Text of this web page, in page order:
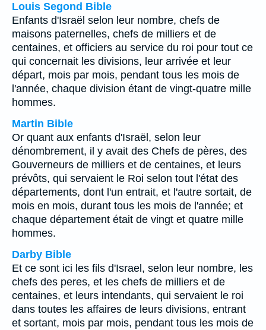
Louis Segond Bible
Enfants d'Israël selon leur nombre, chefs de
maisons paternelles, chefs de milliers et de
centaines, et officiers au service du roi pour tout ce
qui concernait les divisions, leur arrivée et leur
départ, mois par mois, pendant tous les mois de
l'année, chaque division étant de vingt-quatre mille
hommes.
Martin Bible
Or quant aux enfants d'Israël, selon leur
dénombrement, il y avait des Chefs de pères, des
Gouverneurs de milliers et de centaines, et leurs
prévôts, qui servaient le Roi selon tout l'état des
départements, dont l'un entrait, et l'autre sortait, de
mois en mois, durant tous les mois de l'année; et
chaque département était de vingt et quatre mille
hommes.
Darby Bible
Et ce sont ici les fils d'Israel, selon leur nombre, les
chefs des peres, et les chefs de milliers et de
centaines, et leurs intendants, qui servaient le roi
dans toutes les affaires de leurs divisions, entrant
et sortant, mois par mois, pendant tous les mois de